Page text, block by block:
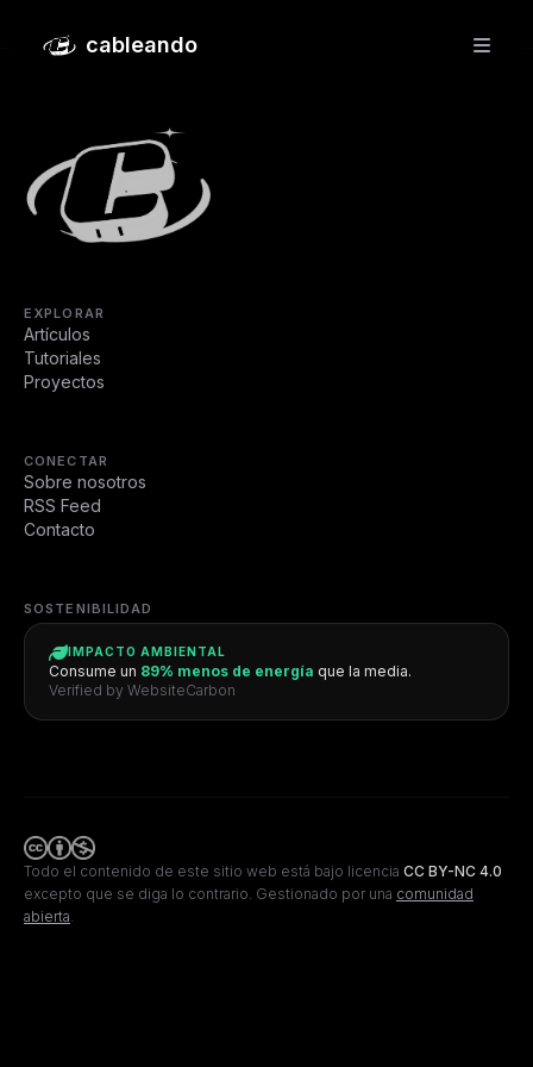
cableando
Instalación de AlmaLinux
EXPLORAR
Artículos
Tutoriales
Proyectos
CONECTAR
Sobre nosotros
RSS Feed
Contacto
SOSTENIBILIDAD
IMPACTO AMBIENTAL
Consume un 89% menos de energía que la media.
Verified by WebsiteCarbon
Todo el contenido de este sitio web está bajo licencia CC BY-NC 4.0
excepto que se diga lo contrario. Gestionado por una comunidad
abierta